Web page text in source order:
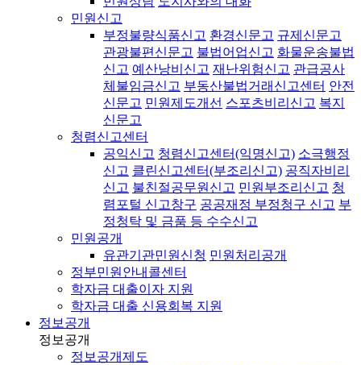
민원신고
부정불량식품신고 환경신문고 규제신문고
관광불편신문고 불법어업신고 화물운송불법
신고 예산낭비신고 재난위험신고 관급공사
체불임금신고 부동산불법거래신고센터 안전
신문고 민원제도개선 스포츠비리신고 복지
신문고
청렴신고센터
공익신고 청렴신고센터(익명신고) 소극행정
신고 클린신고센터(부조리신고) 공직자비리
신고 불친절공무원신고 민원부조리신고 청
렴포털 신고창구 공공재정 부정청구 신고 부
정청탁 및 금품 등 수수신고
민원공개
유관기관민원신청 민원처리공개
정부민원안내콜센터
학자금 대출이자 지원
학자금 대출 신용회복 지원
정보공개
정보공개
정보공개제도